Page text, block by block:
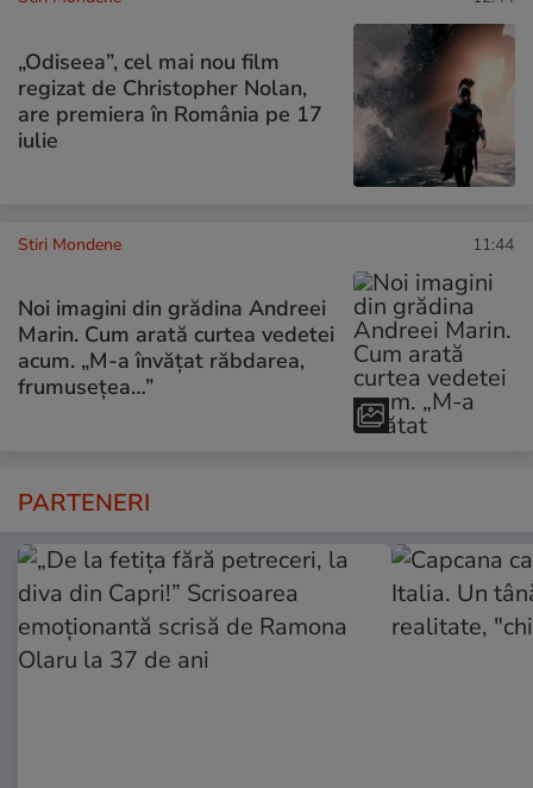
„Odiseea”, cel mai nou film
regizat de Christopher Nolan,
are premiera în România pe 17
iulie
Stiri Mondene 11:44
Noi imagini din grădina Andreei
Marin. Cum arată curtea vedetei
acum. „M-a învățat răbdarea,
frumusețea…”
PARTENERI